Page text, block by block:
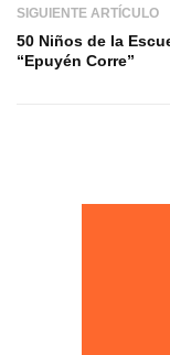
SIGUIENTE ARTÍCULO
50 Niños de la
“Epuyén Corre”